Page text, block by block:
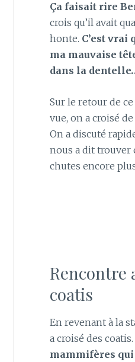
Ça faisait rire
crois qu’il avait
honte. C’est vrai
ma mauvaise
dans la
Sur le retour de
vue, on a croisé
On a discuté
nous a dit trouver
chutes encore
Rencontre
coatis
En revenant à la
a croisé des coatis.
mammifères